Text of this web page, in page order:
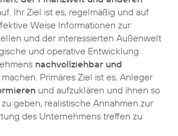
Ihr Ziel ist es, regelmäßig und auf
Weise Informationen zur
und der interessierten Außenwelt
und operative Entwicklung
nachvollziehbar und
Primäres Ziel ist es, Anleger
und aufzuklären und ihnen so
geben, realistische Annahmen zur
des Unternehmens treffen zu